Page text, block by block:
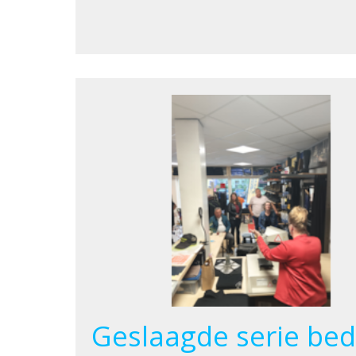
Geslaagde serie